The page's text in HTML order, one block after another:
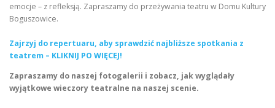
emocje – z refleksją. Zapraszamy do przeżywania teatru w Domu Kultury
Boguszowice.
Zajrzyj do repertuaru, aby sprawdzić najbliższe spotkania z
teatrem – KLIKNIJ PO WIĘCEJ!
Zapraszamy do naszej fotogalerii i zobacz, jak wyglądały
wyjątkowe wieczory teatralne na naszej scenie.